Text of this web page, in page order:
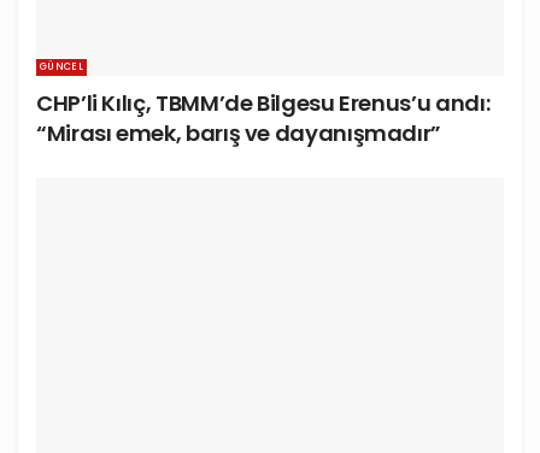
GÜNCEL
CHP’li Kılıç, TBMM’de Bilgesu Erenus’u andı:
“Mirası emek, barış ve dayanışmadır”